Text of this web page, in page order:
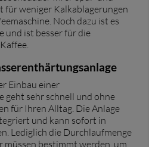
für weniger Kalkablagerungen
Noch dazu ist es
und ist besser für die
Einbau einer
geht sehr schnell und ohne
für Ihren Alltag. Die Anlage
und kann sofort in
Lediglich die Durchlaufmenge
müssen bestimmt werden, um